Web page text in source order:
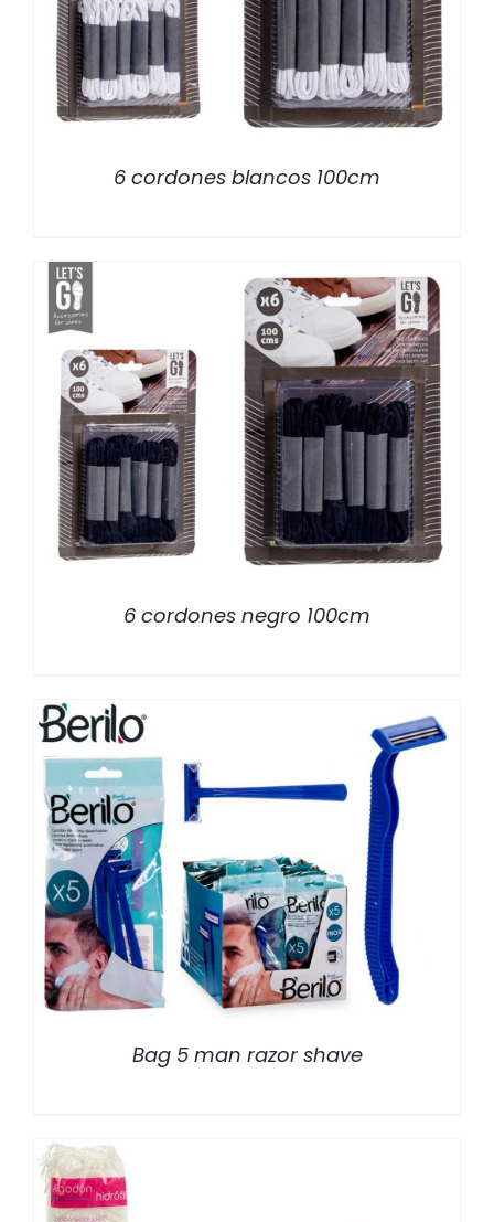
6 cordones blancos 100cm
DETALLES
6 cordones negro 100cm
/ DETALLES
Bag 5 man razor shave